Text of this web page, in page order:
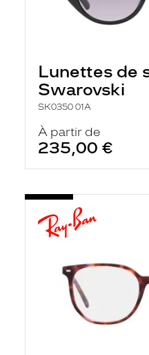
Lunettes de
Swarovski
SK0350 01A
À partir de
235,00 €